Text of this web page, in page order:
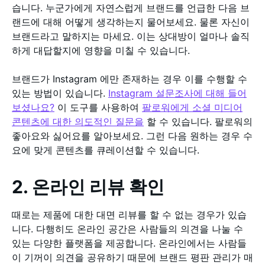
습니다. 누군가에게 자연스럽게 브랜드를 언급한 다음 브
랜드에 대해 어떻게 생각하는지 물어보세요. 물론 자신이
브랜드라고 말하지는 마세요. 이는 상대방이 얼마나 솔직
하게 대답할지에 영향을 미칠 수 있습니다.
브랜드가 Instagram 에만 존재하는 경우 이를 수행할 수
있는 방법이 있습니다. Instagram 설문조사에 대해 들어
보셨나요? 이 도구를 사용하여 팔로워에게 소셜 미디어
콘텐츠에 대한 의도적인 질문을 할 수 있습니다. 팔로워의
좋아요와 싫어요를 알아보세요. 그런 다음 원하는 경우 수
요에 맞게 콘텐츠를 큐레이션할 수 있습니다.
2. 온라인 리뷰 확인
때로는 제품에 대한 대면 리뷰를 할 수 없는 경우가 있습
니다. 다행히도 온라인 공간은 사람들의 의견을 나눌 수
있는 다양한 플랫폼을 제공합니다. 온라인에서는 사람들
이 기꺼이 의견을 공유하기 때문에 브랜드 평판 관리가 매